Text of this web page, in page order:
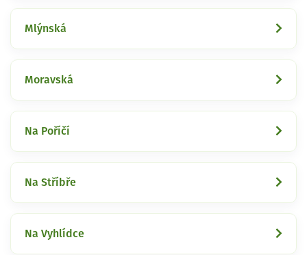
Mlýnská
Moravská
Na Poříčí
Na Stříbře
Na Vyhlídce